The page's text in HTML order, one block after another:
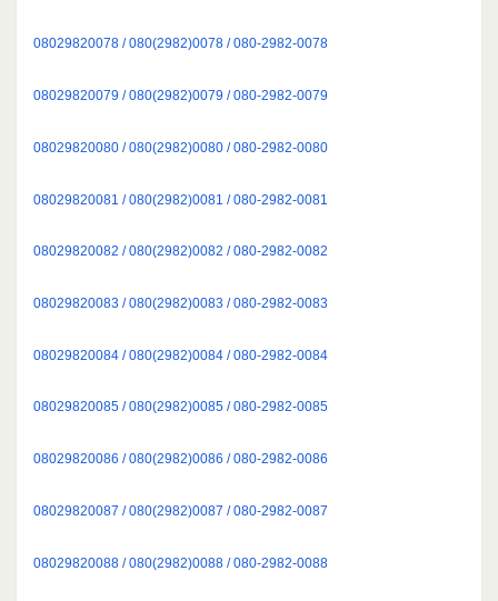
08029820078 / 080(2982)0078 / 080-2982-0078
08029820079 / 080(2982)0079 / 080-2982-0079
08029820080 / 080(2982)0080 / 080-2982-0080
08029820081 / 080(2982)0081 / 080-2982-0081
08029820082 / 080(2982)0082 / 080-2982-0082
08029820083 / 080(2982)0083 / 080-2982-0083
08029820084 / 080(2982)0084 / 080-2982-0084
08029820085 / 080(2982)0085 / 080-2982-0085
08029820086 / 080(2982)0086 / 080-2982-0086
08029820087 / 080(2982)0087 / 080-2982-0087
08029820088 / 080(2982)0088 / 080-2982-0088